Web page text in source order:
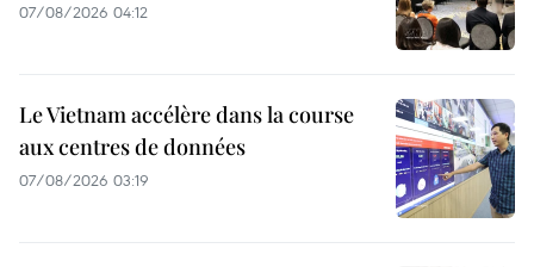
07/08/2026 04:12
Le Vietnam accélère dans la course
aux centres de données
07/08/2026 03:19